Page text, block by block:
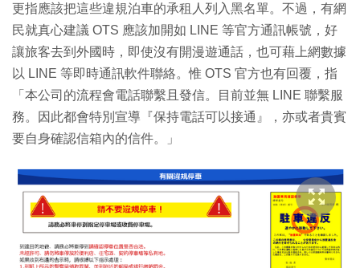
更指應該把這些違規泊車的承租人列入黑名單。不過，有網
民就真心建議 OTS 應該加開如 LINE 等官方通訊帳號，好
讓旅客去到外國時，即使沒有開漫遊通話，也可藉上網數據
以 LINE 等即時通訊軟件聯絡。惟 OTS 官方也有回覆，指
「本公司的流程會電話聯繫且發信。目前並無 LINE 聯繫服
務。因此都會特別宣導『保持電話可以接通』，亦或者貴賓
要自身確認信箱內的信件。」